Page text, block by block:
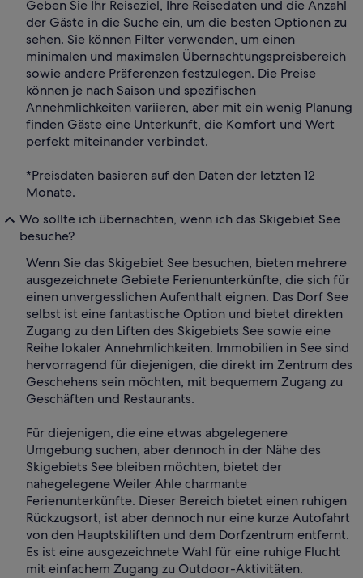
Geben Sie Ihr Reiseziel, Ihre Reisedaten und die Anzahl
der Gäste in die Suche ein, um die besten Optionen zu
sehen. Sie können Filter verwenden, um einen
minimalen und maximalen Übernachtungspreisbereich
sowie andere Präferenzen festzulegen. Die Preise
können je nach Saison und spezifischen
Annehmlichkeiten variieren, aber mit ein wenig Planung
finden Gäste eine Unterkunft, die Komfort und Wert
perfekt miteinander verbindet.
*Preisdaten basieren auf den Daten der letzten 12
Monate.
Wo sollte ich übernachten, wenn ich das Skigebiet See
besuche?
Wenn Sie das Skigebiet See besuchen, bieten mehrere
ausgezeichnete Gebiete Ferienunterkünfte, die sich für
einen unvergesslichen Aufenthalt eignen. Das Dorf See
selbst ist eine fantastische Option und bietet direkten
Zugang zu den Liften des Skigebiets See sowie eine
Reihe lokaler Annehmlichkeiten. Immobilien in See sind
hervorragend für diejenigen, die direkt im Zentrum des
Geschehens sein möchten, mit bequemem Zugang zu
Geschäften und Restaurants.
Für diejenigen, die eine etwas abgelegenere
Umgebung suchen, aber dennoch in der Nähe des
Skigebiets See bleiben möchten, bietet der
nahegelegene Weiler Ahle charmante
Ferienunterkünfte. Dieser Bereich bietet einen ruhigen
Rückzugsort, ist aber dennoch nur eine kurze Autofahrt
von den Hauptskiliften und dem Dorfzentrum entfernt.
Es ist eine ausgezeichnete Wahl für eine ruhige Flucht
mit einfachem Zugang zu Outdoor-Aktivitäten.